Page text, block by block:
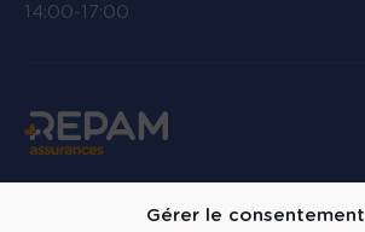
Gérer le consentement
14:00-17:00